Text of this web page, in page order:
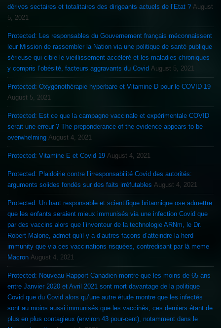
dérives sectaires et totalitaires des dirigeants actuels de l’Etat ? August
5, 2021
Protected: Les responsables du Gouvernement français méconnaissent
leur Mission de rassembler la Nation via une politique de santé publique
sérieuse qui cible le vieillissement accéléré et les maladies chroniques
y compris l’obésité, facteurs aggravants du Covid August 5, 2021
Protected: Oxygénothérapie hyperbare et Vitamine D pour le COVID-19
August 5, 2021
Protected: Est ce que la campagne vaccinale et expérimentale COVID
serait une erreur ? The preponderance of the evidence appears to be
overwhelming August 4, 2021
Protected: Vitamine E et Covid 19 August 4, 2021
Protected: Plaidoirie contre l’irresponsabilité Covid des autorités:
arguments solides fondés sur des faits irréfutables August 4, 2021
Protected: Un haut responsable et scientifique britannique ose admettre
que les enfants seraient mieux immunisés via une infection Covid que
par des vaccins alors que l’inventeur de la technologie ARNm, le Dr.
Robert Malone, admet qu’il y a d’autres façons d’atteindre la herd
immunity que via ces vaccinations risquées, contredisant par là meme
Macron August 4, 2021
Protected: Nouveau Rapport Canadien montre que les moins de 65 ans
entre Janvier 2020 et Avril 2021 sont mort davantage de la politique
Covid que du Covid alors qu’une autre étude montre que les infectés
sont au moins aussi immunisés que les vaccinés, ces derniers étant de
plus en plus contagieux (environ 43 pour-cent), notamment dans le